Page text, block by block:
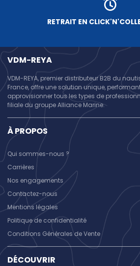
VDM-REYA
VDM-REYA, premier distributeur B2B du
France, offre une solution unique,
approvisionner tous les types de
filiale du groupe Alliance Marine.
À PROPOS
Qui sommes-nous ?
Carrières
Nos engagements
Contactez-nous
Mentions légales
Politique de confidentialité
Conditions Générales de Vente
DÉCOUVRIR
RETRAIT EN